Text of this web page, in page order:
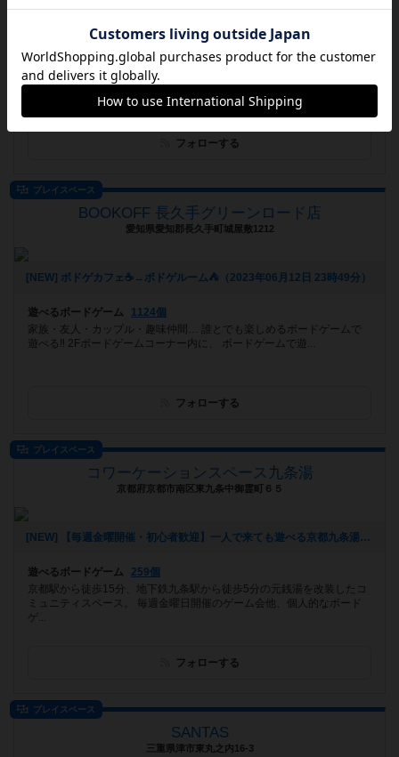
遊べるボードゲーム 1010個
名古屋市黒川駅徒歩5分!! 名古屋唯一！カフェ謎、お持ち帰り謎など多
数ご用意いたしております！ ボードゲームたくさんあります！ ...
フォローする
プレイスペース
BOOKOFF 長久手グリーンロード店
愛知県愛知郡長久手町城屋敷1212
[NEW] ボドゲカフェ☕️→ボドゲルーム⛺️（2023年06月12日 23時49分）
遊べるボードゲーム
1124個
家族・友人・カップル・趣味仲間… 誰とでも楽しめるボードゲームで
遊べる‼️ 2Fボードゲームコーナー内に、 ボードゲームで遊...
フォローする
プレイスペース
コワーケーションスペース九条湯
京都府京都市南区東九条中御霊町６５
[NEW] 【毎週金曜開催・初心者歓迎】一人で来ても遊べる京都九条湯金曜ボードゲーム会（2023年03月23日 21時37分）
遊べるボードゲーム
259個
京都駅から徒歩15分、地下鉄九条駅から徒歩5分の元銭湯を改装したコ
ミュニティスペース。 毎週金曜日開催のゲーム会他、個人的なボード
ゲ...
フォローする
プレイスペース
SANTAS
三重県津市東丸之内16-3